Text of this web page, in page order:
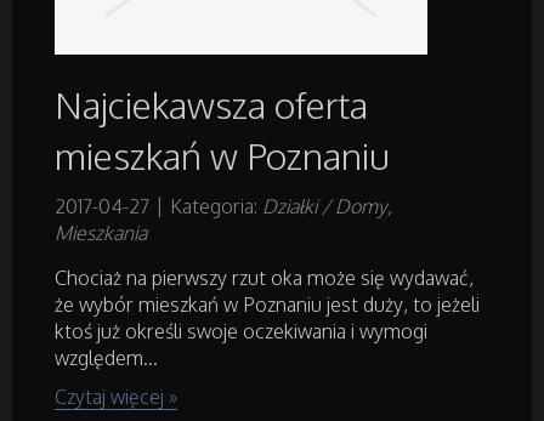
Wynajem
Usługi Motoryzacyjne
Salony, Komisy
Najciekawsza oferta
mieszkań w Poznaniu
2017-04-27 Kategoria: Działki / Domy,
Mieszkania
Chociaż na pierwszy rzut oka może się wydawać,
że wybór mieszkań w Poznaniu jest duży, to jeżeli
ktoś już określi swoje oczekiwania i wymogi
względem...
Czytaj więcej »